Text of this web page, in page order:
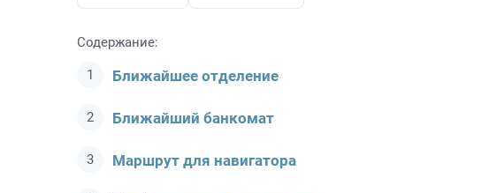
Содержание:
Ближайшее отделение
Ближайший банкомат
Маршрут для навигатора